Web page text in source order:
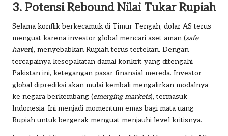
3. Potensi Rebound Nilai Tukar Rupiah
Selama konflik berkecamuk di Timur Tengah, dolar AS terus
menguat karena investor global mencari aset aman (safe
haven), menyebabkan Rupiah terus tertekan. Dengan
tercapainya kesepakatan damai konkrit yang ditengahi
Pakistan ini, ketegangan pasar finansial mereda. Investor
global diprediksi akan mulai kembali mengalirkan modalnya
ke negara berkembang (emerging markets), termasuk
Indonesia. Ini menjadi momentum emas bagi mata uang
Rupiah untuk bergerak menguat menjauhi level kritisnya.